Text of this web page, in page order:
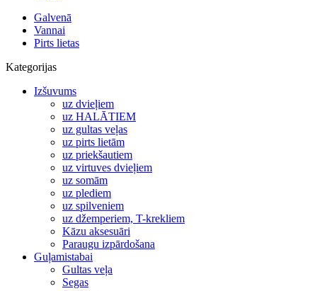
Galvenā
Vannai
Pirts lietas
Kategorijas
Izšuvums
uz dvieļiem
uz HALĀTIEM
uz gultas veļas
uz pirts lietām
uz priekšautiem
uz virtuves dvieļiem
uz somām
uz plediem
uz spilveniem
uz džemperiem, T-krekliem
Kāzu aksesuāri
Paraugu izpārdošana
Guļamistabai
Gultas veļa
Segas